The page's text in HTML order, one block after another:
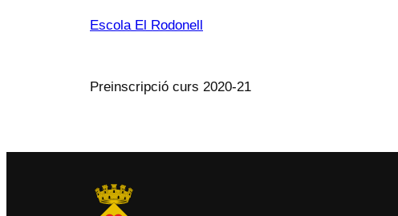
Escola El Rodonell
Preinscripció curs 2020-21